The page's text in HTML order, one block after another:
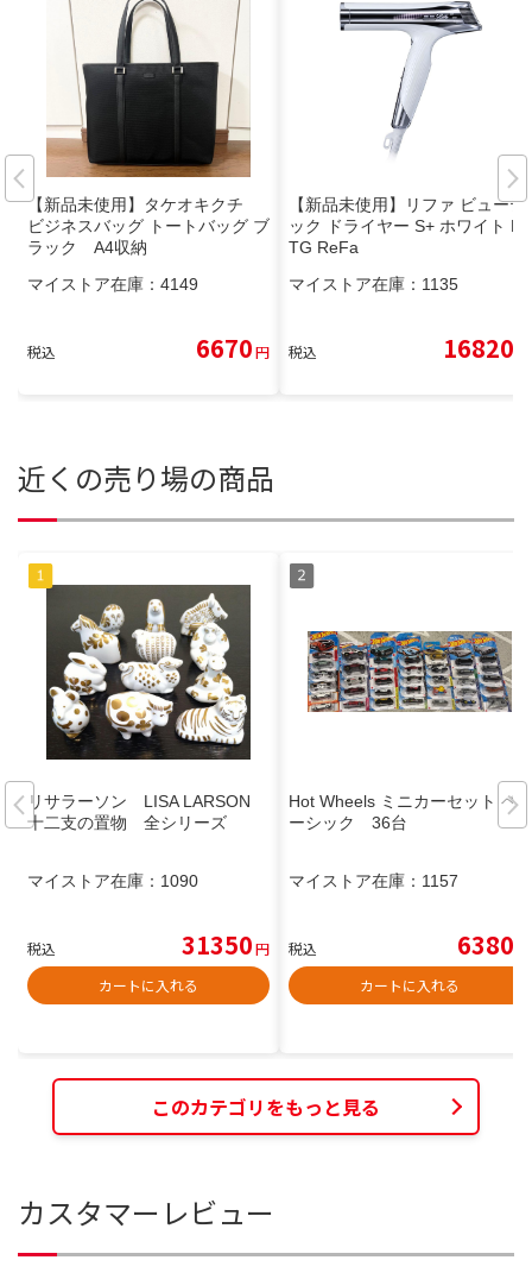
【新品未使用】タケオキクチ
ビジネスバッグ トートバッグ ブ
ラック A4収納
マイストア在庫： 4149
税込 6670円
【新品未使用】リファ ビューテ
ック ドライヤー S+ ホワイト M
TG ReFa
マイストア在庫： 1135
税込 16820
近くの売り場の商品
リサラーソン LISA LARSON
十二支の置物 全シリーズ
マイストア在庫： 1090
税込 31350円
カートに入れる
Hot Wheels ミニカーセット ベ
ーシック 36台
マイストア在庫： 1157
税込 6380
カートに入れる
このカテゴリをもっと見る
カスタマーレビュー